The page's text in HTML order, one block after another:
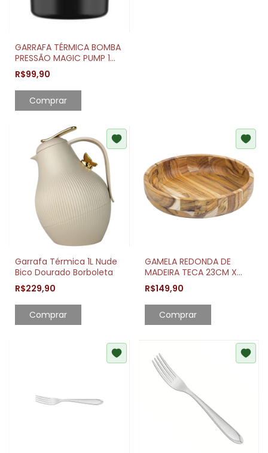
GARRAFA TÉRMICA BOMBA
PRESSÃO MAGIC PUMP 1
LITRO
R$99,90
Comprar
Garrafa Térmica 1L Nude
Bico Dourado Borboleta
R$229,90
Comprar
GAMELA REDONDA DE
MADEIRA TECA 23CM X
23CM
R$149,90
Comprar